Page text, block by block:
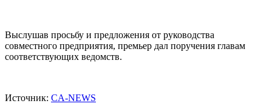
Выслушав просьбу и предложения от руководства
совместного предприятия, премьер дал поручения главам
соответствующих ведомств.
Источник: CA-NEWS